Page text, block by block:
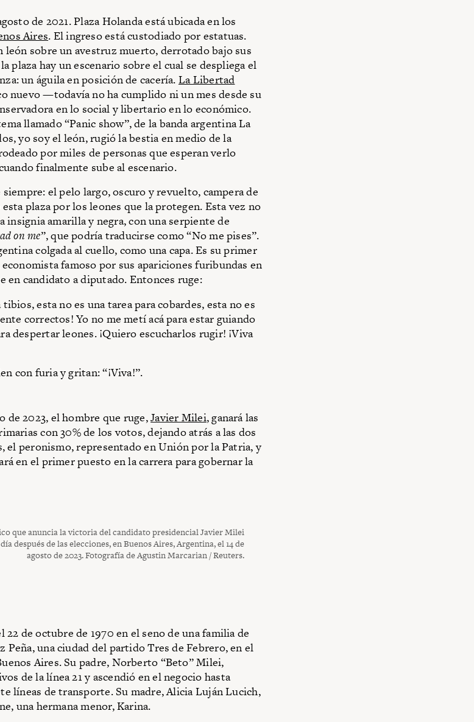
de 2021. Plaza Holanda está ubicada en los
Aires. El ingreso está custodiado por estatuas.
león sobre un avestruz muerto, derrotado bajo sus
plaza hay un escenario sobre el cual se despliega el
un águila en posición de cacería. La Libertad
nuevo —todavía no ha cumplido ni un mes desde su
en lo social y libertario en lo económico.
llamado “Panic show”, de la banda argentina La
yo soy el león, rugió la bestia en medio de la
por miles de personas que esperan verlo
finalmente sube al escenario.
el pelo largo, oscuro y revuelto, campera de
plaza por los leones que la protegen. Esta vez no
insignia amarilla y negra, con una serpiente de
on me”, que podría traducirse como “No me pises”.
colgada al cuello, como una capa. Es su primer
famoso por sus apariciones furibundas en
en candidato a diputado. Entonces ruge:
esta no es una tarea para cobardes, esta no es
correctos! Yo no me metí acá para estar guiando
despertar leones. ¡Quiero escucharlos rugir! ¡Viva
con furia y gritan: “¡Viva!”.
de 2023, el hombre que ruge,Javier Milei, ganará las
con 30% de los votos, dejando atrás a las dos
el peronismo, representado en Unión por la Patria, y
en el primer puesto en la carrera para gobernar la
que anuncia la victoria del candidato presidencial Javier Milei
después de las elecciones, en Buenos Aires, Argentina, el 14 de
agosto de 2023. Fotografía de Agustin Marcarian / Reuters.
de octubre de 1970 en el seno de una familia de
Peña, una ciudad del partido Tres de Febrero, en el
Aires. Su padre, Norberto “Beto” Milei,
de la línea 21 y ascendió en el negocio hasta
líneas de transporte. Su madre, Alicia Luján Lucich,
una hermana menor, Karina.